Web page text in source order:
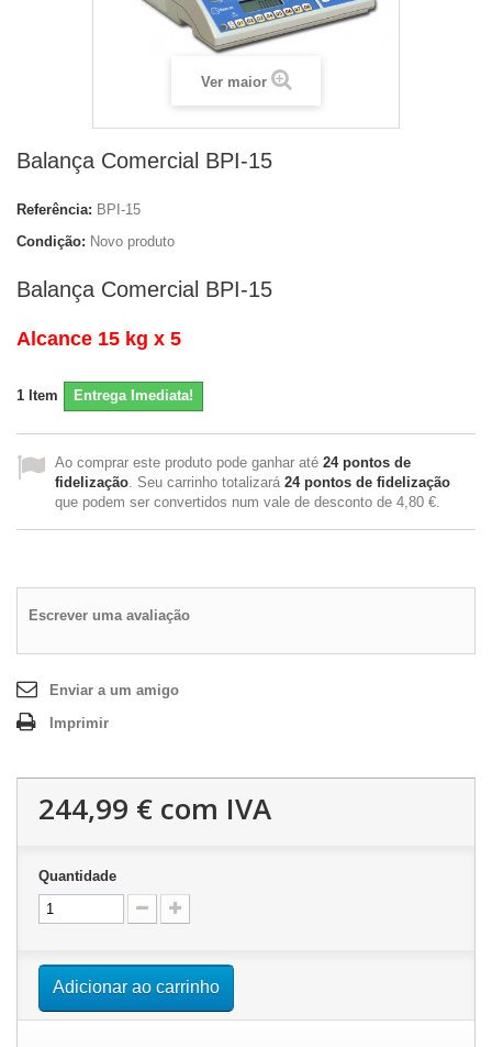
Ver maior
Balança Comercial BPI-15
Referência: BPI-15
Condição: Novo produto
Balança Comercial BPI-15
Alcance 15 kg x 5
1 Item Entrega Imediata!
Ao comprar este produto pode ganhar até 24pontos de
fidelização. Seu carrinho totalizará 24pontos de fidelização
que podem ser convertidos num vale de desconto de 4,80 €.
Escrever uma avaliação
Enviar a um amigo
Imprimir
244,99 € com IVA
Quantidade
Adicionar ao carrinho